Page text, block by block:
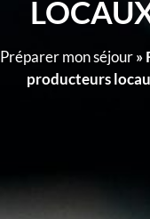
Préparer mon séjour»
producteurs